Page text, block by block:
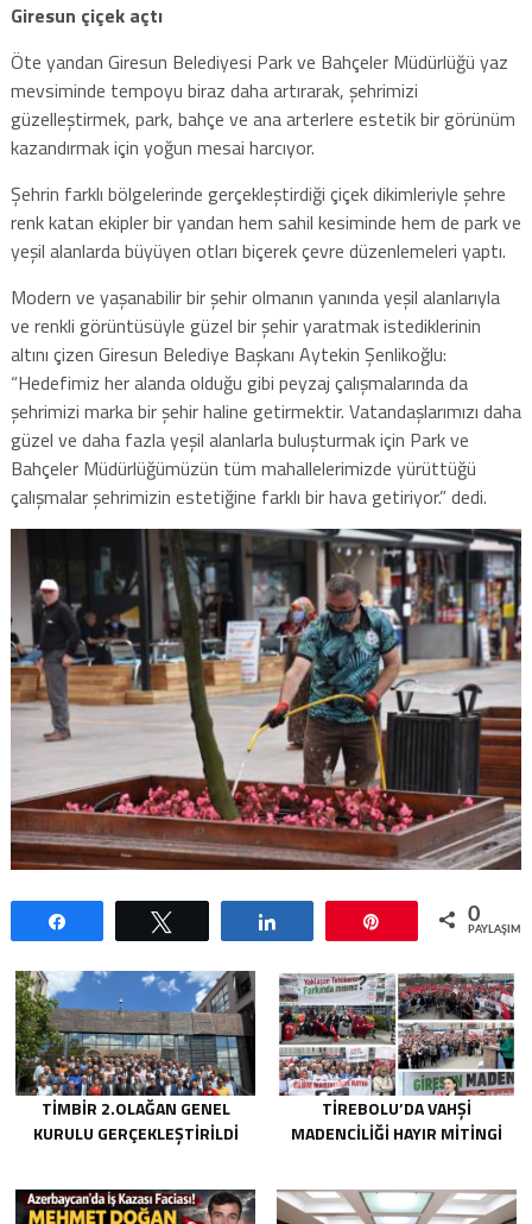
Giresun çiçek açtı
Öte yandan Giresun Belediyesi Park ve Bahçeler Müdürlüğü yaz
mevsiminde tempoyu biraz daha artırarak, şehrimizi
güzelleştirmek, park, bahçe ve ana arterlere estetik bir görünüm
kazandırmak için yoğun mesai harcıyor.
Şehrin farklı bölgelerinde gerçekleştirdiği çiçek dikimleriyle şehre
renk katan ekipler bir yandan hem sahil kesiminde hem de park ve
yeşil alanlarda büyüyen otları biçerek çevre düzenlemeleri yaptı.
Modern ve yaşanabilir bir şehir olmanın yanında yeşil alanlarıyla
ve renkli görüntüsüyle güzel bir şehir yaratmak istediklerinin
altını çizen Giresun Belediye Başkanı Aytekin Şenlikoğlu:
“Hedefimiz her alanda olduğu gibi peyzaj çalışmalarında da
şehrimizi marka bir şehir haline getirmektir. Vatandaşlarımızı daha
güzel ve daha fazla yeşil alanlarla buluşturmak için Park ve
Bahçeler Müdürlüğümüzün tüm mahallelerimizde yürüttüğü
çalışmalar şehrimizin estetiğine farklı bir hava getiriyor.” dedi.
0
TİMBİR 2.OLAĞAN GENEL
KURULU GERÇEKLEŞTIRILDI
TIREBOLU’DA VAHŞI
MADENCILIĞI HAYIR MITINGI